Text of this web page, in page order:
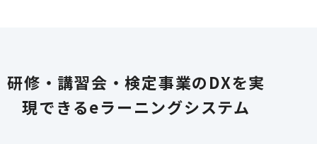
研修・講習会・検定事業のDXを実
現できるeラーニングシステム